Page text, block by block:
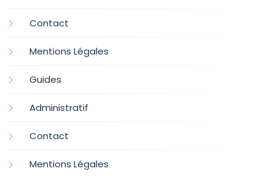
Contact
Mentions Légales
Guides
Administratif
Contact
Mentions Légales